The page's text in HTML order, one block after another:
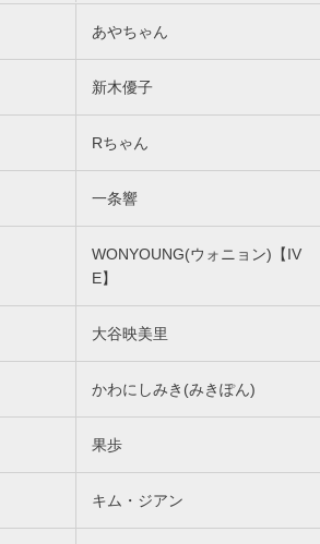
あやちゃん
新木優子
Rちゃん
一条響
WONYOUNG(ウォニョン)【IV
E】
大谷映美里
かわにしみき(みきぽん)
果歩
キム・ジアン